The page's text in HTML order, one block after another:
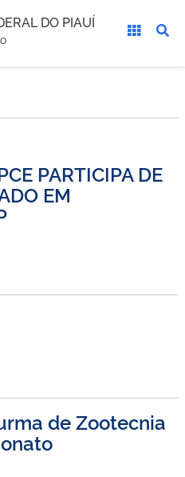
DO PIAUÍ
PARTICIPA DE
EM
de Zootecnia